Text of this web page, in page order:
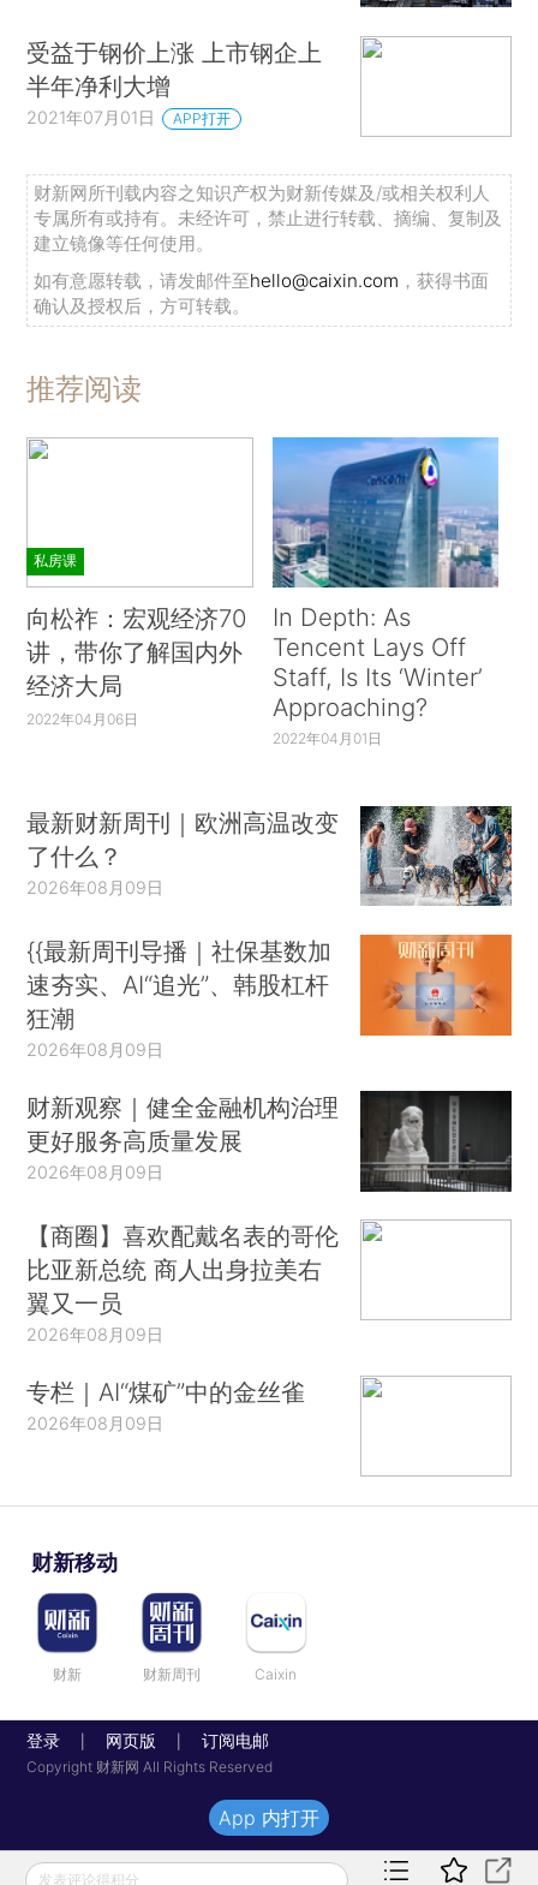
受益于钢价上涨 上市钢企上
半年净利大增
2021年07月01日 APP打开
财新网所刊载内容之知识产权为财新传媒及/或相关权利人
专属所有或持有。未经许可，禁止进行转载、摘编、复制及
建立镜像等任何使用。
如有意愿转载，请发邮件至hello@caixin.com ，获得书面
确认及授权后，方可转载。
推荐阅读
私房课
向松祚：宏观经济70
讲，带你了解国内外
经济大局
2022年04月06日
In Depth: As
Tencent Lays Off
Staff, Is Its ‘Winter’
Approaching?
2022年04月01日
最新财新周刊｜欧洲高温改变
了什么？
2026年08月09日
{{最新周刊导播｜社保基数加
速夯实、AI“追光”、韩股杠杆
狂潮
2026年08月09日
财新观察｜健全金融机构治理
更好服务高质量发展
2026年08月09日
【商圈】喜欢配戴名表的哥伦
比亚新总统 商人出身拉美右
翼又一员
2026年08月09日
专栏｜AI“煤矿”中的金丝雀
2026年08月09日
财新移动
财新 财新周刊 Caixin
登录 网页版 订阅电邮
Copyright 财新网 All Rights Reserved
发表评论得积分
App 内打开